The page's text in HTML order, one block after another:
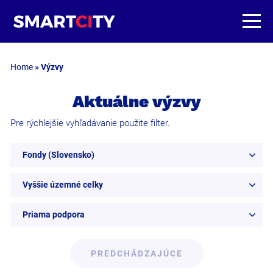
Home»Výzvy
Aktuálne výzvy
Pre rýchlejšie vyhľadávanie použite filter.
Fondy (Slovensko)
Vyššie územné celky
Priama podpora
PREDCHÁDZAJÚCE